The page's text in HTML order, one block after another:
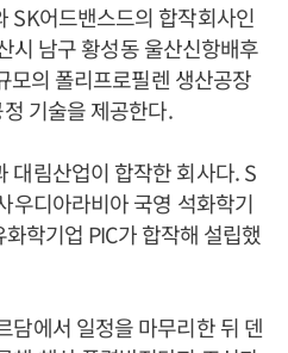
SK어드밴스드의 합작회사인
시 남구 황성동 울산신항배후
모의 폴리프로필렌 생산공장
기술을 제공한다.
대림산업이 합작한 회사다. S
우디아라비아 국영 석화학기
학기업 PIC가 합작해 설립했
담에서 일정을 마무리한 뒤 덴